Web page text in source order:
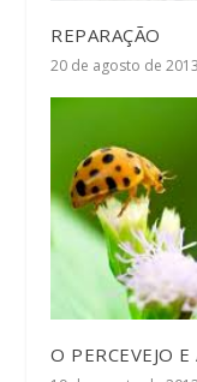
REPARAÇÃO
20 de agosto de 2013
O PERCEVEJO